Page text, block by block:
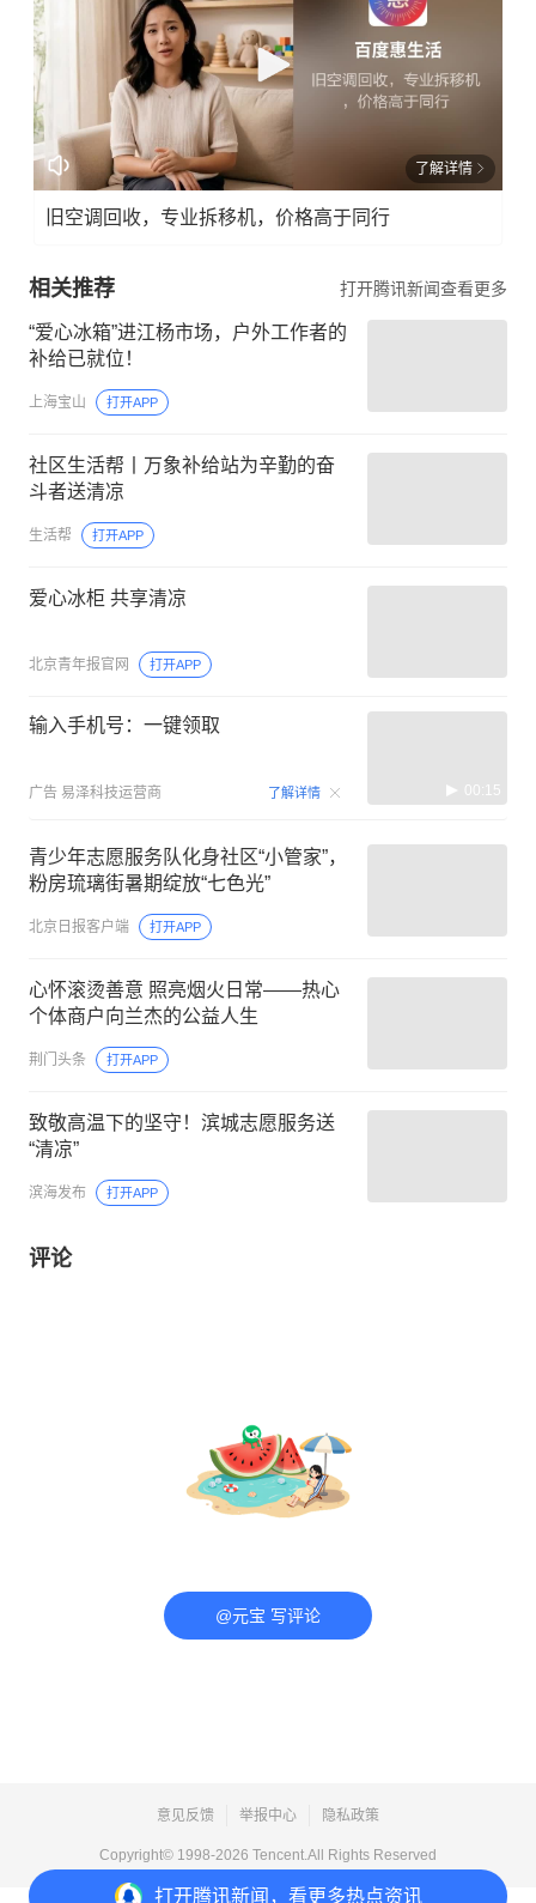
打开腾讯新闻，看更多热点资讯
了解详情
旧空调回收，专业拆移机，价格高于同行
相关推荐 打开腾讯新闻查看更多
“爱心冰箱”进江杨市场，户外工作者的
补给已就位！
上海宝山 打开APP
社区生活帮丨万象补给站为辛勤的奋
斗者送清凉
生活帮 打开APP
爱心冰柜 共享清凉
北京青年报官网 打开APP
输入手机号：一键领取
广告 易泽科技运营商 了解详情 00:15
青少年志愿服务队化身社区“小管家”，
粉房琉璃街暑期绽放“七色光”
北京日报客户端 打开APP
心怀滚烫善意 照亮烟火日常——热心
个体商户向兰杰的公益人生
荆门头条 打开APP
致敬高温下的坚守！滨城志愿服务送
“清凉”
滨海发布 打开APP
评论
@元宝 写评论
意见反馈 举报中心 隐私政策
Copyright© 1998-2026 Tencent.All Rights Reserved